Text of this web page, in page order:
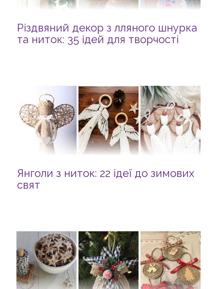
Різдвяний декор з лляного шнурка
та ниток: 35 ідей для творчості
Янголи з ниток: 22 ідеї до зимових
свят